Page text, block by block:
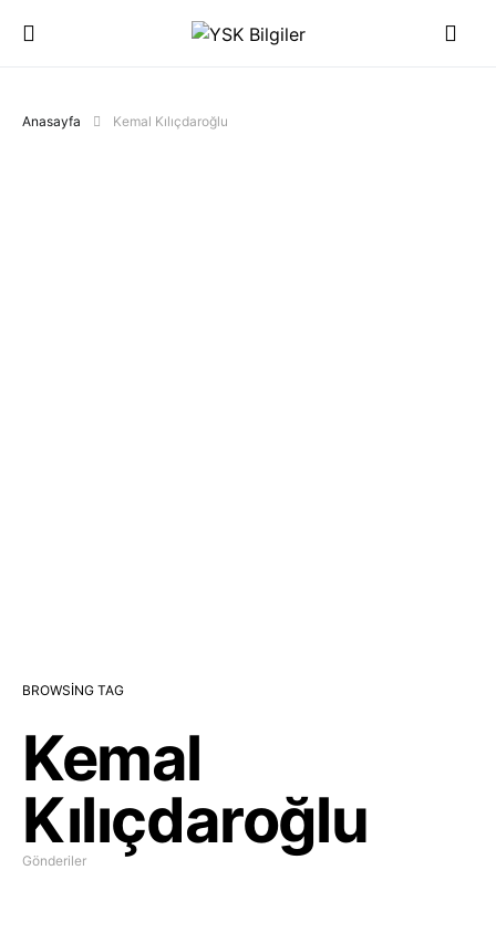
Anasayfa Kemal Kılıçdaroğlu
BROWSING TAG
Kemal
Kılıçdaroğlu
Gönderiler